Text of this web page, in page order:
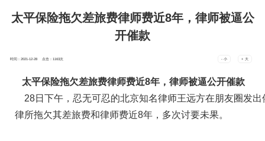
太平保险拖欠差旅费律师费近8年，律师被逼公
开催款
时间：2021-12-28 点击：1163次 - 小 + 大
太平保险拖欠差旅费律师费近8年，律师被逼公开催款
28日下午，忍无可忍的北京知名律师王远方在朋友圈发
律所拖欠其差旅费和律师费近8年，多次讨要未果。